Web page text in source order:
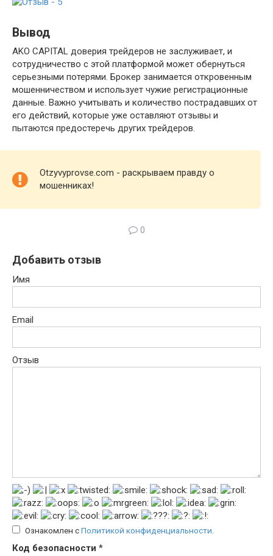
Вывод
AKO CAPITAL доверия трейдеров не заслуживает, и
сотрудничество с этой платформой может обернуться
серьезными потерями. Брокер занимается откровенным
мошенничеством и использует чужие регистрационные
данные. Важно учитывать и количество пострадавших от
его действий, которые уже оставляют отзывы и
пытаются предостеречь других трейдеров.
Otzyvyprovse.com - раскрываем правду о
мошенниках!
0
Добавить отзыв
Имя
Email
Отзыв
Ознакомлен сПолитикой конфиденциальности
Код безопасности *